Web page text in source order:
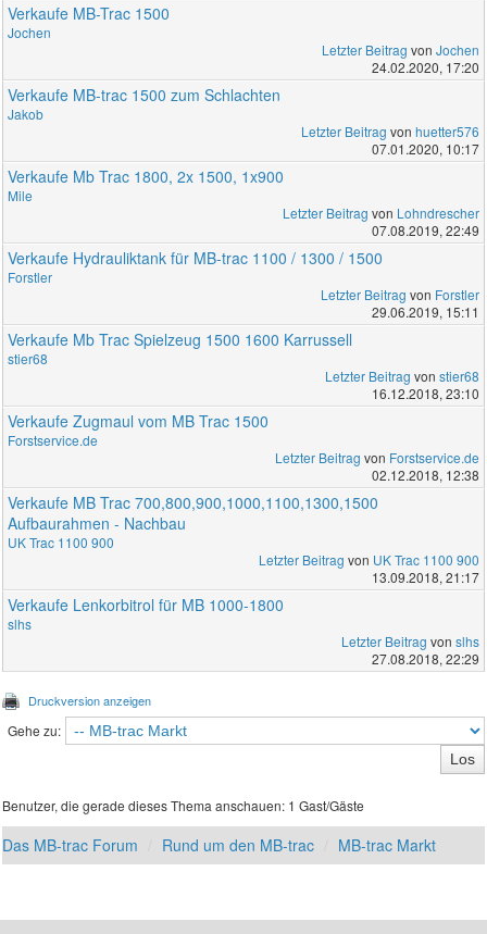
Verkaufe MB-Trac 1500
Jochen
Letzter Beitrag von Jochen
24.02.2020, 17:20
Verkaufe MB-trac 1500 zum Schlachten
Jakob
Letzter Beitrag von huetter576
07.01.2020, 10:17
Verkaufe Mb Trac 1800, 2x 1500, 1x900
Mile
Letzter Beitrag von Lohndrescher
07.08.2019, 22:49
Verkaufe Hydrauliktank für MB-trac 1100 / 1300 / 1500
Forstler
Letzter Beitrag von Forstler
29.06.2019, 15:11
Verkaufe Mb Trac Spielzeug 1500 1600 Karrussell
stier68
Letzter Beitrag von stier68
16.12.2018, 23:10
Verkaufe Zugmaul vom MB Trac 1500
Forstservice.de
Letzter Beitrag von Forstservice.de
02.12.2018, 12:38
Verkaufe MB Trac 700,800,900,1000,1100,1300,1500
Aufbaurahmen - Nachbau
UK Trac 1100 900
Letzter Beitrag von UK Trac 1100 900
13.09.2018, 21:17
Verkaufe Lenkorbitrol für MB 1000-1800
slhs
Letzter Beitrag von slhs
27.08.2018, 22:29
Druckversion anzeigen
Gehe zu:
Benutzer, die gerade dieses Thema anschauen: 1 Gast/Gäste
Das MB-trac Forum Rund um den MB-trac MB-trac Markt